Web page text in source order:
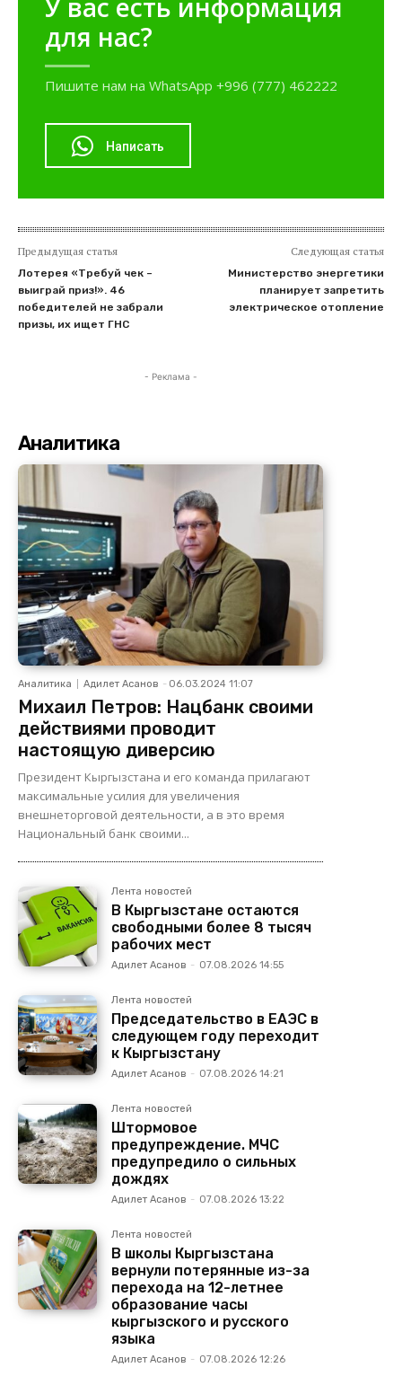
У вас есть информация
для нас?
Пишите нам на WhatsApp +996 (777) 462222
Написать
Предыдущая статья
Лотерея «Требуй чек –
выиграй приз!». 46
победителей не забрали
призы, их ищет ГНС
Следующая статья
Министерство энергетики
планирует запретить
электрическое отопление
- Реклама -
Аналитика
Аналитика Адилет Асанов - 06.03.2024 11:07
Михаил Петров: Нацбанк своими
действиями проводит
настоящую диверсию
Президент Кыргызстана и его команда прилагают
максимальные усилия для увеличения
внешнеторговой деятельности, а в это время
Национальный банк своими...
Лента новостей
В Кыргызстане остаются
свободными более 8 тысяч
рабочих мест
Адилет Асанов - 07.08.2026 14:55
Лента новостей
Председательство в ЕАЭС в
следующем году переходит
к Кыргызстану
Адилет Асанов - 07.08.2026 14:21
Лента новостей
Штормовое
предупреждение. МЧС
предупредило о сильных
дождях
Адилет Асанов - 07.08.2026 13:22
Лента новостей
В школы Кыргызстана
вернули потерянные из-за
перехода на 12-летнее
образование часы
кыргызского и русского
языка
Адилет Асанов - 07.08.2026 12:26